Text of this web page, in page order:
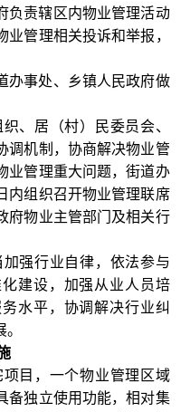
负责辖区内物业管理活动
管理相关投诉和举报，
办事处、乡镇人民政府做
、居（村）民委员会、
调机制，协商解决物业管
业管理重大问题，街道办
内组织召开物业管理联席
府物业主管部门及相关行
强行业自律，依法参与
建设，加强从业人员培
水平，协调解决行业纠
目，一个物业管理区域
备独立使用功能，相对集